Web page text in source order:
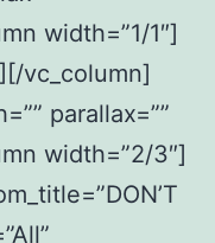
width=”1/1″]
vc_column]
parallax=””
width=”2/3″]